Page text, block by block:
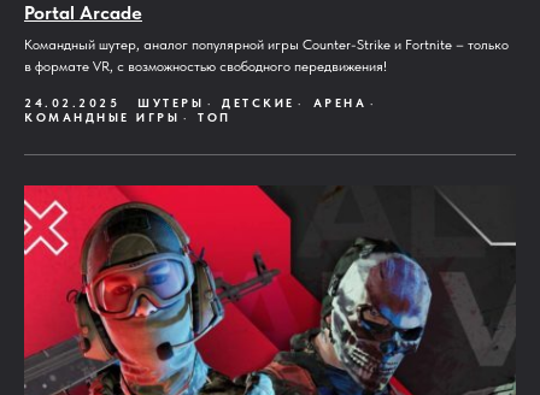
Portal Arcade
Командный шутер, аналог популярной игры Counter-Strike и Fortnite – только
в формате VR, с возможностью свободного передвижения!
24.02.2025 ШУТЕРЫ ДЕТСКИЕ
АРЕНА
КОМАНДНЫЕ ИГРЫ
ТОП